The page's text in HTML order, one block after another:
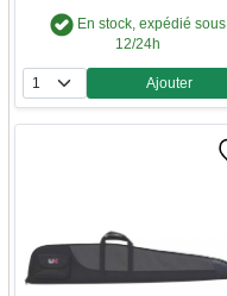
En stock, expédié sous
12/24h
Quantité
Ajouter